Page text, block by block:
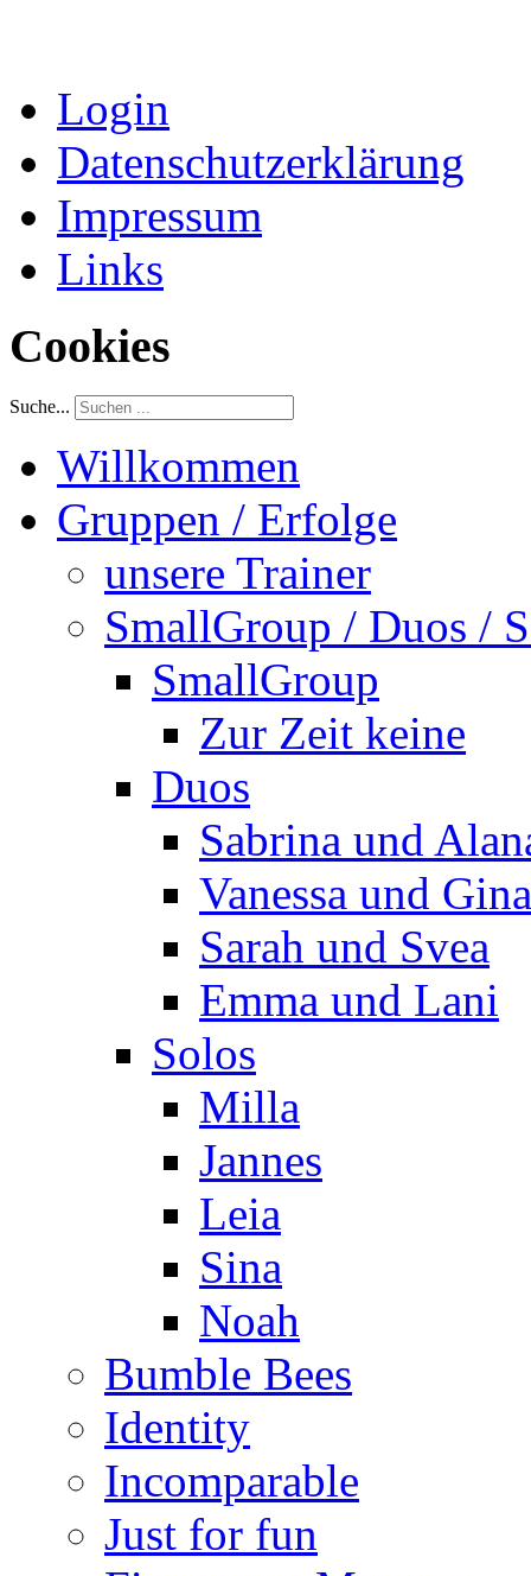
Login
Datenschutzerklärung
Impressum
Links
Cookies
Suche...
Willkommen
Gruppen / Erfolge
unsere Trainer
SmallGroup / Duos /
SmallGroup
Zur Zeit keine
Duos
Sabrina und
Vanessa und Gina
Sarah und Svea
Emma und Lani
Solos
Milla
Jannes
Leia
Sina
Noah
Bumble Bees
Identity
Incomparable
Just for fun